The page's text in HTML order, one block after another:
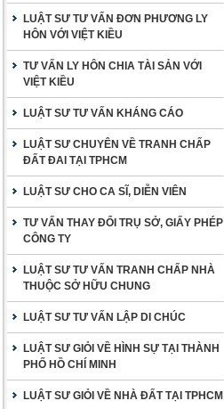
LUẬT SƯ TƯ VẤN ĐƠN PHƯƠNG LY
HÔN VỚI VIỆT KIỀU
TƯ VẤN LY HÔN CHIA TÀI SẢN VỚI
VIỆT KIỀU
LUẬT SƯ TƯ VẤN KHÁNG CÁO
LUẬT SƯ CHUYÊN VỀ TRANH CHẤP
ĐẤT ĐAI TẠI TPHCM
LUẬT SƯ CHO CA SĨ, DIỄN VIÊN
TƯ VẤN THAY ĐỔI TRỤ SỞ, GIẤY PHÉP
CÔNG TY
LUẬT SƯ TƯ VẤN TRANH CHẤP NHÀ
THUỘC SỞ HỮU CHUNG
LUẬT SƯ TƯ VẤN LẬP DI CHÚC
LUẬT SƯ GIỎI VỀ HÌNH SỰ TẠI THÀNH
PHỐ HỒ CHÍ MINH
LUẬT SƯ GIỎI VỀ NHÀ ĐẤT TẠI TPHCM